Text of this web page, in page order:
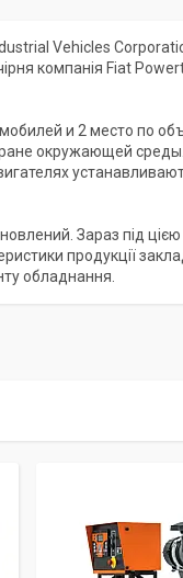
Vehicles
компанія Fiat
и 2 место по
окружающей
Зараз під
продукції
обладнання.